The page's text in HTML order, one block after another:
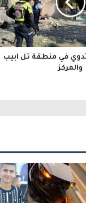
تدوي في منطقة تل ابيب
والمركز